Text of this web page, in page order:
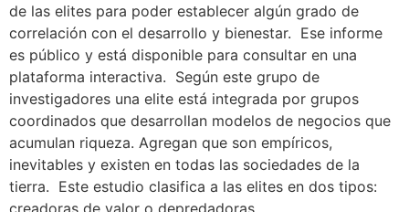
de las elites para poder establecer algún grado de
correlación con el desarrollo y bienestar. Ese informe
es público y está disponible para consultar en una
plataforma interactiva. Según este grupo de
investigadores una elite está integrada por grupos
coordinados que desarrollan modelos de negocios que
acumulan riqueza. Agregan que son empíricos,
inevitables y existen en todas las sociedades de la
tierra. Este estudio clasifica a las elites en dos tipos: